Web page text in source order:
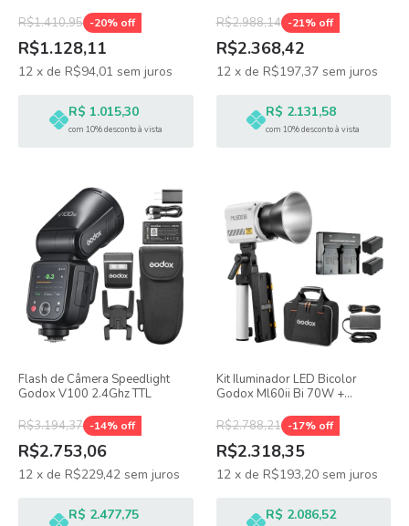
R$1.410,95 -20% off
R$1.128,11
12 x de R$94,01 sem juros
R$ 1.015,30
com 10% desconto à vista
R$2.988,14 -21% off
R$2.368,42
12 x de R$197,37 sem juros
R$ 2.131,58
com 10% desconto à vista
Flash de Câmera Speedlight
Godox V100 2.4Ghz TTL
R$3.194,37 -14% off
R$2.753,06
12 x de R$229,42 sem juros
R$ 2.477,75
Kit Iluminador LED Bicolor
Godox Ml60ii Bi 70W +
Carregador
R$2.788,21 -17% off
R$2.318,35
12 x de R$193,20 sem juros
R$ 2.086,52